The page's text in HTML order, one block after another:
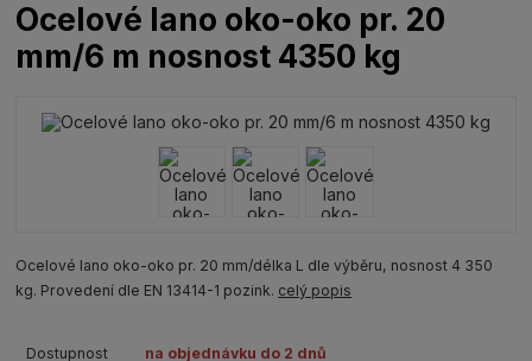
Ocelové lano oko-oko pr. 20
mm/6 m nosnost 4350 kg
Ocelové lano oko-oko pr. 20 mm/délka L dle výběru, nosnost 4 350
kg. Provedení dle EN 13414-1 pozink. celý popis
Dostupnost
na objednávku do 2 dnů